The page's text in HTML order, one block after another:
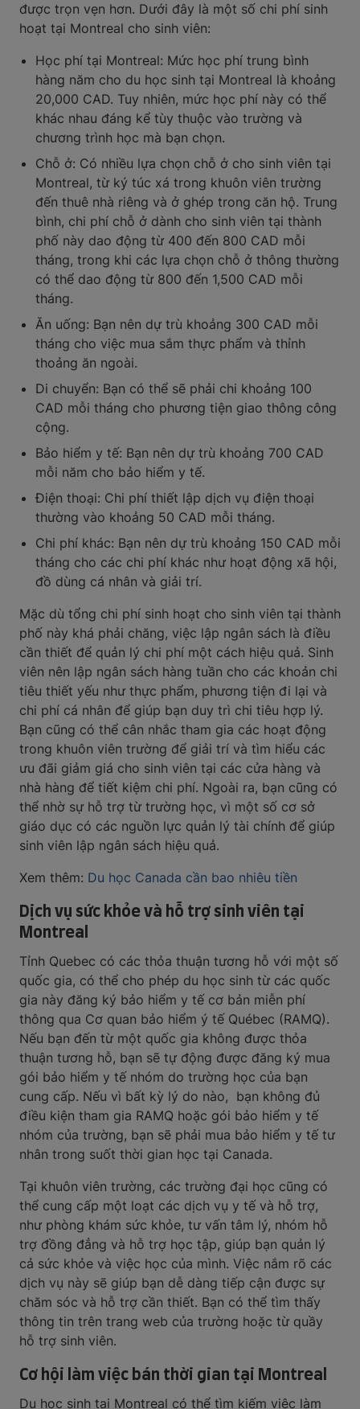
được trọn vẹn hơn. Dưới đây là một số chi phí sinh
hoạt tại Montreal cho sinh viên:
Học phí tại Montreal: Mức học phí trung bình
hàng năm cho du học sinh tại Montreal là khoảng
20,000 CAD. Tuy nhiên, mức học phí này có thể
khác nhau đáng kể tùy thuộc vào trường và
chương trình học mà bạn chọn.
Chỗ ở: Có nhiều lựa chọn chỗ ở cho sinh viên tại
Montreal, từ ký túc xá trong khuôn viên trường
đến thuê nhà riêng và ở ghép trong căn hộ. Trung
bình, chi phí chỗ ở dành cho sinh viên tại thành
phố này dao động từ 400 đến 800 CAD mỗi
tháng, trong khi các lựa chọn chỗ ở thông thường
có thể dao động từ 800 đến 1,500 CAD mỗi
tháng.
Ăn uống: Bạn nên dự trù khoảng 300 CAD mỗi
tháng cho việc mua sắm thực phẩm và thỉnh
thoảng ăn ngoài.
Di chuyển: Bạn có thể sẽ phải chi khoảng 100
CAD mỗi tháng cho phương tiện giao thông công
cộng.
Bảo hiểm y tế: Bạn nên dự trù khoảng 700 CAD
mỗi năm cho bảo hiểm y tế.
Điện thoại: Chi phí thiết lập dịch vụ điện thoại
thường vào khoảng 50 CAD mỗi tháng.
Chi phí khác: Bạn nên dự trù khoảng 150 CAD mỗi
tháng cho các chi phí khác như hoạt động xã hội,
đồ dùng cá nhân và giải trí.
Mặc dù tổng chi phí sinh hoạt cho sinh viên tại thành
phố này khá phải chăng, việc lập ngân sách là điều
cần thiết để quản lý chi phí một cách hiệu quả. Sinh
viên nên lập ngân sách hàng tuần cho các khoản chi
tiêu thiết yếu như thực phẩm, phương tiện đi lại và
chi phí cá nhân để giúp bạn duy trì chi tiêu hợp lý.
Bạn cũng có thể cân nhắc tham gia các hoạt động
trong khuôn viên trường để giải trí và tìm hiểu các
ưu đãi giảm giá cho sinh viên tại các cửa hàng và
nhà hàng để tiết kiệm chi phí. Ngoài ra, bạn cũng có
thể nhờ sự hỗ trợ từ trường học, vì một số cơ sở
giáo dục có các nguồn lực quản lý tài chính để giúp
sinh viên lập ngân sách hiệu quả.
Xem thêm: Du học Canada cần bao nhiêu tiền
Dịch vụ sức khỏe và hỗ trợ sinh viên tại
Montreal
Tỉnh Quebec có các thỏa thuận tương hỗ với một số
quốc gia, có thể cho phép du học sinh từ các quốc
gia này đăng ký bảo hiểm y tế cơ bản miễn phí
thông qua Cơ quan bảo hiểm ý tế Québec (RAMQ).
Nếu bạn đến từ một quốc gia không được thỏa
thuận tương hỗ, bạn sẽ tự động được đăng ký mua
gói bảo hiểm y tế nhóm do trường học của bạn
cung cấp. Nếu vì bất kỳ lý do nào, bạn không đủ
điều kiện tham gia RAMQ hoặc gói bảo hiểm y tế
nhóm của trường, bạn sẽ phải mua bảo hiểm y tế tư
nhân trong suốt thời gian học tại Canada.
Tại khuôn viên trường, các trường đại học cũng có
thể cung cấp một loạt các dịch vụ y tế và hỗ trợ,
như phòng khám sức khỏe, tư vấn tâm lý, nhóm hỗ
trợ đồng đẳng và hỗ trợ học tập, giúp bạn quản lý
cả sức khỏe và việc học của mình. Việc nắm rõ các
dịch vụ này sẽ giúp bạn dễ dàng tiếp cận được sự
chăm sóc và hỗ trợ cần thiết. Bạn có thể tìm thấy
thông tin trên trang web của trường hoặc từ quầy
hỗ trợ sinh viên.
Cơ hội làm việc bán thời gian tại Montreal
Du học sinh tại Montreal có thể tìm kiếm việc làm